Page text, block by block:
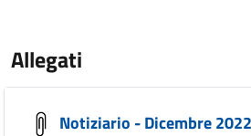
Allegati
Notiziario - Dicembre